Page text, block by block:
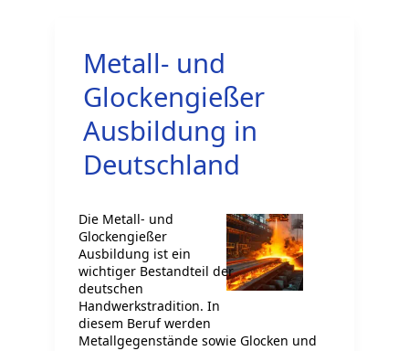
Metall- und
Glockengießer
Ausbildung in
Deutschland
Die Metall- und
Glockengießer
Ausbildung ist ein
wichtiger Bestandteil der
deutschen
Handwerkstradition. In
diesem Beruf werden
Metallgegenstände sowie Glocken und